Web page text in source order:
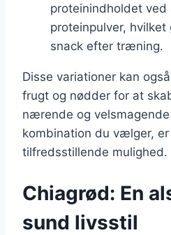
proteinindholdet
proteinpulver,
snack efter træning.
Disse variationer kan
frugt og nødder for at
nærende og
kombination du vælger,
tilfredsstillende mulighed.
Chiagrød: En
sund livsstil